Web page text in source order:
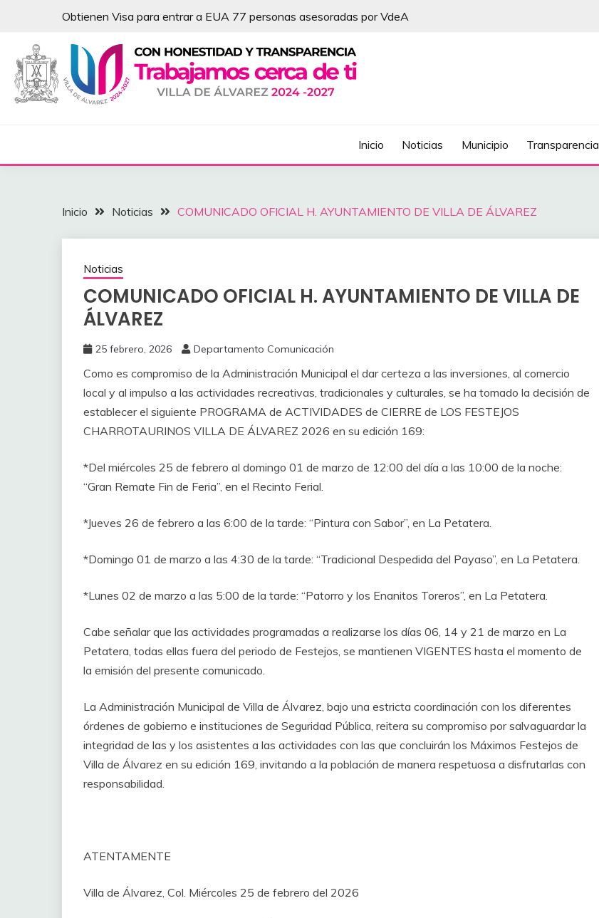
contenido
Obtienen Visa para entrar a EUA 77 personas asesoradas por VdeA
NOTICIAS – VILLA DEL ÁLVAREZ
Inicio Noticias Municipio Transparencia
Inicio Noticias COMUNICADO OFICIAL ‎H. AYUNTAMIENTO DE VILLA DE ÁLVAREZ
Noticias
COMUNICADO OFICIAL ‎H. AYUNTAMIENTO DE VILLA DE
ÁLVAREZ
25 febrero, 2026 Departamento Comunicación
Como es compromiso de la Administración Municipal el dar certeza a las inversiones, al comercio
local y al impulso a las actividades recreativas, tradicionales y culturales, se ha tomado la decisión de
establecer el siguiente PROGRAMA de ACTIVIDADES de CIERRE de LOS FESTEJOS
CHARROTAURINOS VILLA DE ÁLVAREZ 2026 en su edición 169:
*Del miércoles 25 de febrero al domingo 01 de marzo de 12:00 del día a las 10:00 de la noche:
“Gran Remate Fin de Feria”, en el Recinto Ferial.
*Jueves 26 de febrero a las 6:00 de la tarde: “Pintura con Sabor”, en La Petatera.
*Domingo 01 de marzo a las 4:30 de la tarde: “Tradicional Despedida del Payaso”, en La Petatera.
*Lunes 02 de marzo a las 5:00 de la tarde: “Patorro y los Enanitos Toreros”, en La Petatera.
Cabe señalar que las actividades programadas a realizarse los días 06, 14 y 21 de marzo en La
Petatera, todas ellas fuera del periodo de Festejos, se mantienen VIGENTES hasta el momento de
la emisión del presente comunicado.
La Administración Municipal de Villa de Álvarez, bajo una estricta coordinación con los diferentes
órdenes de gobierno e instituciones de Seguridad Pública, reitera su compromiso por salvaguardar la
integridad de las y los asistentes a las actividades con las que concluirán los Máximos Festejos de
Villa de Álvarez en su edición 169, invitando a la población de manera respetuosa a disfrutarlas con
responsabilidad. ‎
‎ATENTAMENTE
‎Villa de Álvarez, Col. Miércoles 25 de febrero del 2026